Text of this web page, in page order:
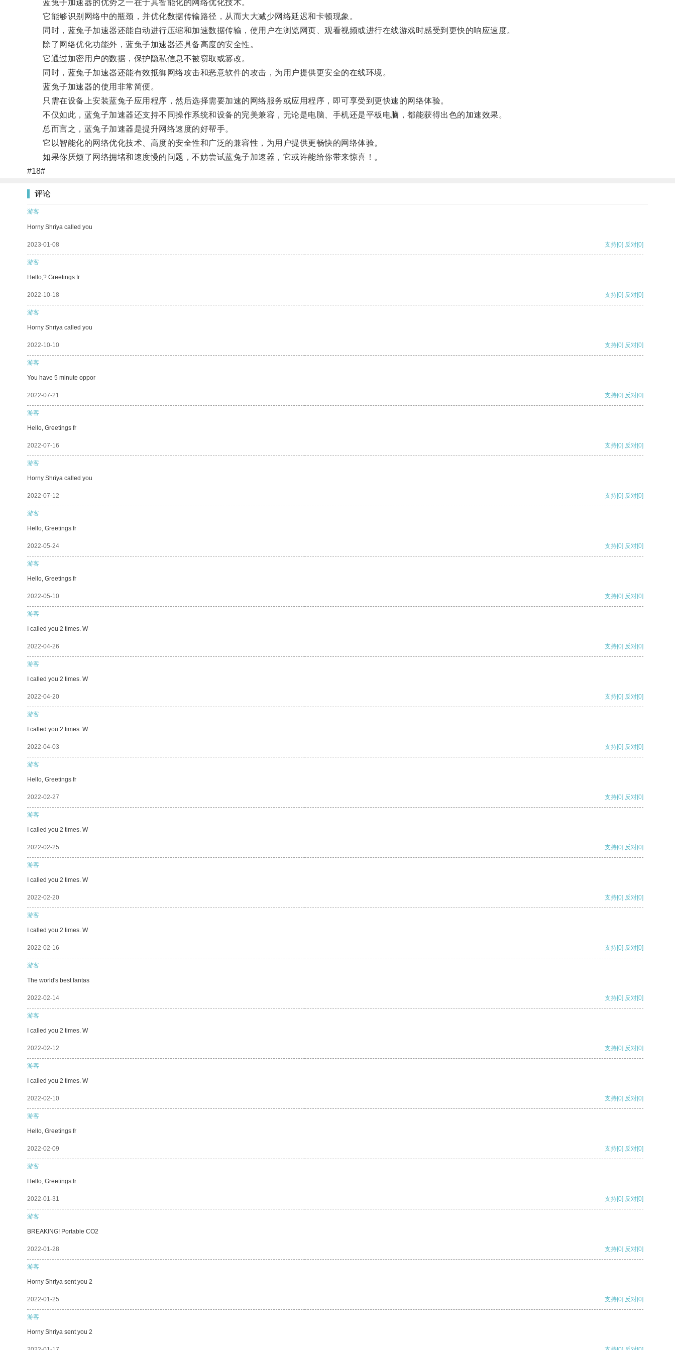
蓝兔子加速器的优势之一在于其智能化的网络优化技术。
它能够识别网络中的瓶颈，并优化数据传输路径，从而大大减少网络延迟和卡顿现象。
同时，蓝兔子加速器还能自动进行压缩和加速数据传输，使用户在浏览网页、观看视频或进行在线游戏时感受到更快的响应速度。
除了网络优化功能外，蓝兔子加速器还具备高度的安全性。
它通过加密用户的数据，保护隐私信息不被窃取或篡改。
同时，蓝兔子加速器还能有效抵御网络攻击和恶意软件的攻击，为用户提供更安全的在线环境。
蓝兔子加速器的使用非常简便。
只需在设备上安装蓝兔子应用程序，然后选择需要加速的网络服务或应用程序，即可享受到更快速的网络体验。
不仅如此，蓝兔子加速器还支持不同操作系统和设备的完美兼容，无论是电脑、手机还是平板电脑，都能获得出色的加速效果。
总而言之，蓝兔子加速器是提升网络速度的好帮手。
它以智能化的网络优化技术、高度的安全性和广泛的兼容性，为用户提供更畅快的网络体验。
如果你厌烦了网络拥堵和速度慢的问题，不妨尝试蓝兔子加速器，它或许能给你带来惊喜！。
#18#
评论
游客
Horny Shriya called you
2023-01-08 支持[0] 反对[0]
游客
Hello,? Greetings fr
2022-10-18 支持[0] 反对[0]
游客
Horny Shriya called you
2022-10-10 支持[0] 反对[0]
游客
You have 5 minute oppor
2022-07-21 支持[0] 反对[0]
游客
Hello, Greetings fr
2022-07-16 支持[0] 反对[0]
游客
Horny Shriya called you
2022-07-12 支持[0] 反对[0]
游客
Hello, Greetings fr
2022-05-24 支持[0] 反对[0]
游客
Hello, Greetings fr
2022-05-10 支持[0] 反对[0]
游客
I called you 2 times. W
2022-04-26 支持[0] 反对[0]
游客
I called you 2 times. W
2022-04-20 支持[0] 反对[0]
游客
I called you 2 times. W
2022-04-03 支持[0] 反对[0]
游客
Hello, Greetings fr
2022-02-27 支持[0] 反对[0]
游客
I called you 2 times. W
2022-02-25 支持[0] 反对[0]
游客
I called you 2 times. W
2022-02-20 支持[0] 反对[0]
游客
I called you 2 times. W
2022-02-16 支持[0] 反对[0]
游客
The world's best fantas
2022-02-14 支持[0] 反对[0]
游客
I called you 2 times. W
2022-02-12 支持[0] 反对[0]
游客
I called you 2 times. W
2022-02-10 支持[0] 反对[0]
游客
Hello, Greetings fr
2022-02-09 支持[0] 反对[0]
游客
Hello, Greetings fr
2022-01-31 支持[0] 反对[0]
游客
BREAKING! Portable CO2
2022-01-28 支持[0] 反对[0]
游客
Horny Shriya sent you 2
2022-01-25 支持[0] 反对[0]
游客
Horny Shriya sent you 2